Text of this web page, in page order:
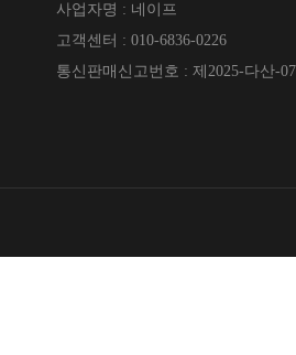
사업자명 : 네이프
고객센터 : 010-6836-0226
통신판매신고번호 : 제2025-다산-